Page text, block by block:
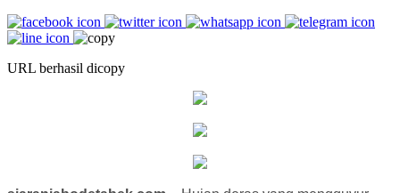
URL berhasil dicopy